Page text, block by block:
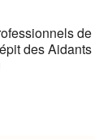
de
des Aidants